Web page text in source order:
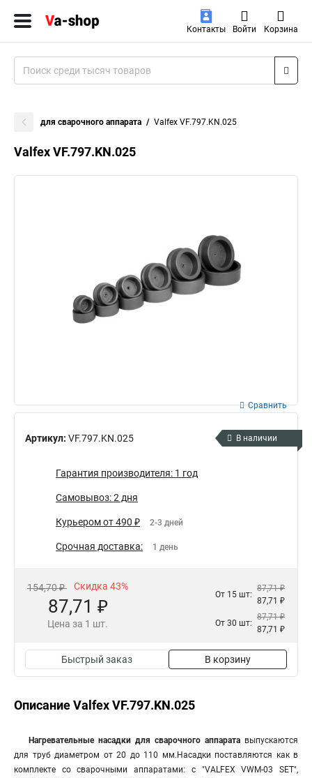
Контакты Войти Корзина
для сварочного аппарата Valfex VF.797.KN.025
Valfex VF.797.KN.025
Артикул: VF.797.KN.025
Сравнить
В наличии
Гарантия производителя: 1 год
Самовывоз: 2 дня
Курьером от 490 ₽ 2-3 дней
Срочная доставка: 1 день
154,70 ₽ Скидка 43%
87,71 ₽
Цена за 1 шт.
От 15 шт:
87,71 ₽
87,71 ₽
От 30 шт:
87,71 ₽
87,71 ₽
Быстрый заказ В корзину
Описание Valfex VF.797.KN.025
Нагревательные насадки для сварочного аппарата выпускаются
для труб диаметром от 20 до 110 мм.Насадки поставляются как в
комплекте со сварочными аппаратами: с "VALFEX VWM-03 SET",